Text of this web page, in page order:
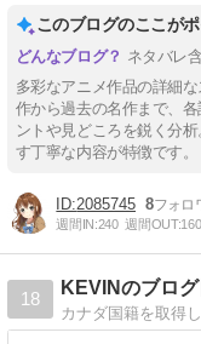
このブログのここが
ネタバレ
多彩なアニメ作品の詳細
作から過去の名作まで、
ントや見どころを鋭く分
す丁寧な内容が特徴です。
2085745 8
週間IN:240 週間OUT:160
18
KEVINのブロ